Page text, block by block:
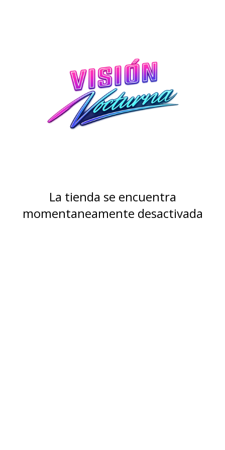
La tienda se encuentra
momentaneamente desactivada